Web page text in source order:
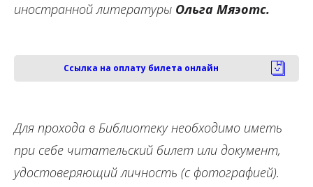
иностранной литературы Ольга Мяэотс.
Ссылка на оплату билета онлайн
Для прохода в Библиотеку необходимо иметь
при себе читательский билет или документ,
удостоверяющий личность (с фотографией).